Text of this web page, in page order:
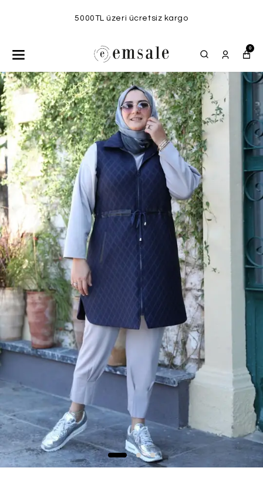
5000TL üzeri ücretsiz kargo
0